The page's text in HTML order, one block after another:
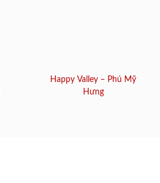
Happy Valley – Phú Mỹ
Hưng